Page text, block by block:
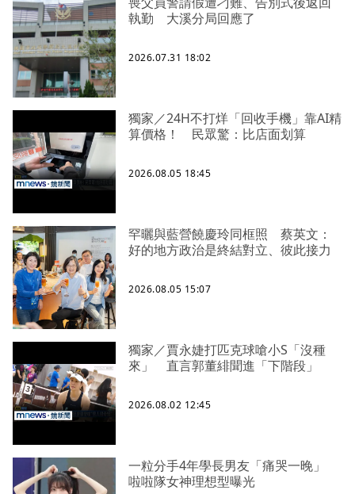
執勤 大溪分局回應了
2026.07.31 18:02
獨家／24H不打烊「回收手機」靠AI精
算價格！ 民眾驚：比店面划算
2026.08.05 18:45
罕曬與藍營饒慶玲同框照 蔡英文：
好的地方政治是終結對立、彼此接力
2026.08.05 15:07
獨家／賈永婕打匹克球嗆小S「沒種
來」 直言郭董緋聞進「下階段」
2026.08.02 12:45
一粒分手4年學長男友「痛哭一晚」
啦啦隊女神理想型曝光